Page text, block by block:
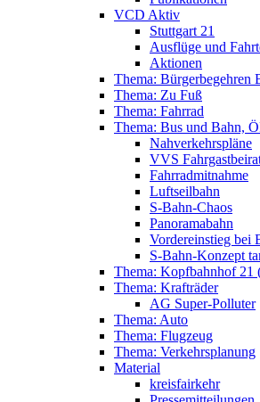
VCD Aktiv
Stuttgart 21
Ausflüge und
Aktionen
Thema: Bürgerbegehren
Thema: Zu Fuß
Thema: Fahrrad
Thema: Bus und Bahn,
Nahverkehrspläne
VVS
Fahrradmitnahme
Luftseilbahn
S-Bahn-Chaos
Panoramabahn
Vordereinstieg bei
S-Bahn-Konzept
Thema: Kopfbahnhof 21
Thema: Krafträder
AG Super-Polluter
Thema: Auto
Thema: Flugzeug
Thema: Verkehrsplanung
Material
kreisfairkehr